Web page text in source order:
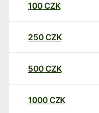
100CZK
250CZK
500CZK
1000CZK